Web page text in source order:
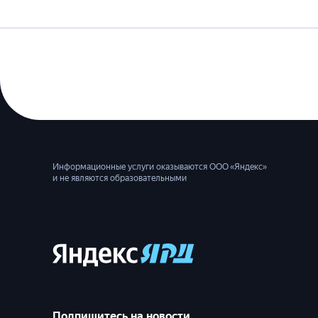
Информационные услуги оказываются ООО «Яндекс»
и не являются образовательными